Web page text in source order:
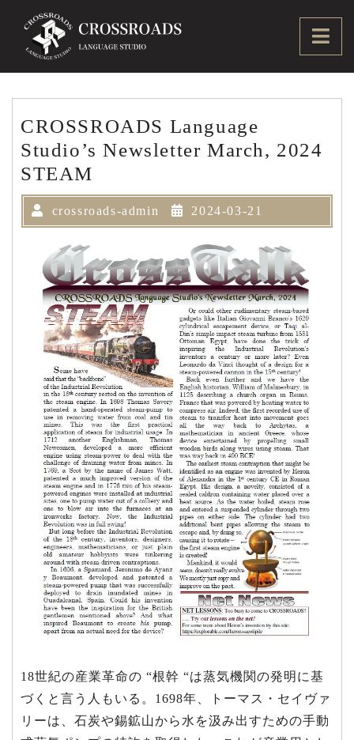
content
CROSSROADS Language
Studio’s Newsletter March, 2024
STEAM
crossroads-admin 2024-03-21
18世紀の産業革命の “根幹 “は蒸気機関の発明に基
づくと言う人もいる。1698年、トーマス・セイヴァ
リーは、石炭や錫鉱山から水を汲み出すための手動